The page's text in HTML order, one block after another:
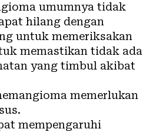
umumnya tidak
hilang dengan
untuk memeriksakan
memastikan tidak ada
yang timbul akibat
memerlukan
mempengaruhi